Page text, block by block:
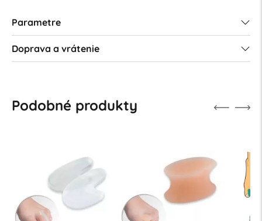
Parametre
Doprava a vrátenie
Podobné produkty